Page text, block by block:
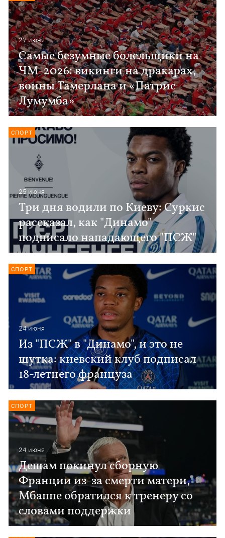
27 июня
Самые безумные болельщики на
ЧМ-2026: викинги на дракарах,
воины Тамерлана и «Патрис
Лумумба»
25 июня
Три дня водили по Киеву: Суркис
рассказал, как "Динамо"
подписало нападающего "ПСЖ"
СПОРТ
24 июня
Из "ПСЖ" в "Динамо", и это не
шутка: киевский клуб подписал
18-летнего француза
СПОРТ
24 июня
Дешам покинул сборную
Франции из-за смерти матери,
Мбаппе обратился к тренеру со
словами поддержки
СПОРТ